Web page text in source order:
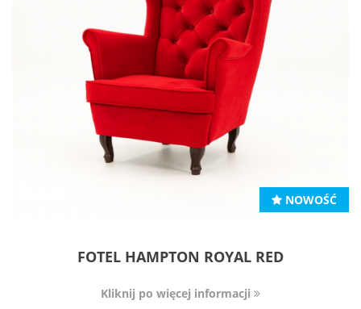
NOWOŚĆ
FOTEL HAMPTON ROYAL RED
Kliknij po więcej informacji